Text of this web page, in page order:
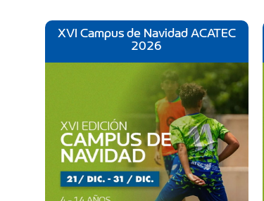
XVI Campus de Navidad ACATEC
2026